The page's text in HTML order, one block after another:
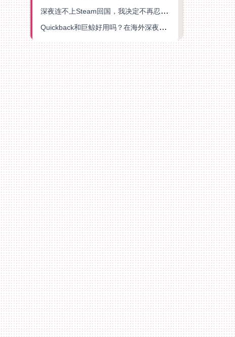
深夜连不上Steam回国，我决定不再忍受这数字鸿沟
Quickback和巨鲸好用吗？在海外深夜想刷B站、追爱奇艺的你，或许正需要这份答案